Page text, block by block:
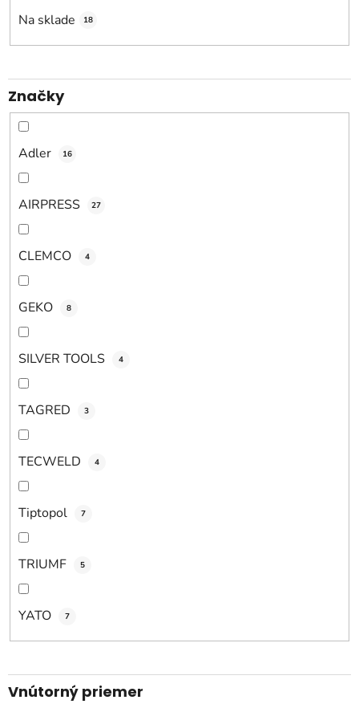
o
d
k
t
o
Na sklade 18
Značky
Adler 16
AIRPRESS 27
CLEMCO 4
GEKO 8
SILVER TOOLS 4
TAGRED 3
TECWELD 4
Tiptopol 7
TRIUMF 5
YATO 7
Vnútorný priemer